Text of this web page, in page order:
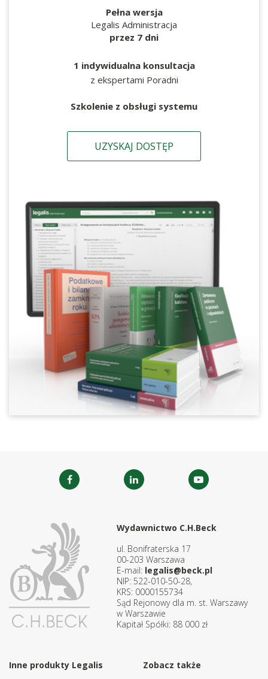
Pełna wersja
Legalis Administracja
przez 7 dni
1 indywidualna konsultacja
z ekspertami Poradni
Szkolenie z obsługi systemu
UZYSKAJ DOSTĘP
Wydawnictwo C.H.Beck
ul. Bonifraterska 17
00-203 Warszawa
E-mail: legalis@beck.pl
NIP: 522-010-50-28,
KRS: 0000155734
Sąd Rejonowy dla m. st. Warszawy
w Warszawie
Kapitał Spółki: 88 000 zł
Inne produkty Legalis Zobacz także